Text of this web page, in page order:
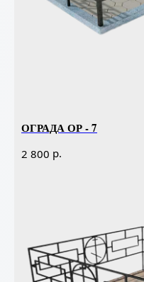
ОГРАДА ОР - 7
2 800 р.